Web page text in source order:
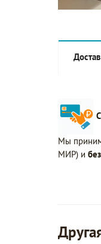
Мы
МИР) и